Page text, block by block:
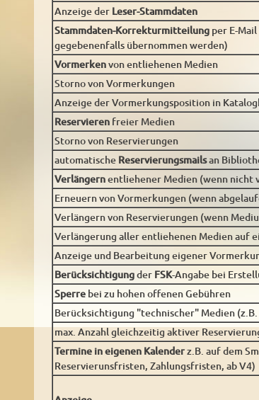
Anzeige der Leser-Stammdaten
Stammdaten-Korrekturmitteilung per E-
gegebenenfalls übernommen werden)
Vormerkenvon entliehenen Medien
Storno von Vormerkungen
Anzeige der Vormerkungsposition in
Reservieren freier Medien
Storno von Reservierungen
automatische Reservierungsmailsan
Verlängernentliehener Medien (wenn nicht
Erneuern von Vormerkungen (wenn
Verlängern von Reservierungen (wenn
Verlängerung aller entliehenen Medien auf
Anzeige und Bearbeitung eigener
Berücksichtigungder FSK-Angabe bei
Sperre bei zu hohen offenen Gebühren
Berücksichtigung "technischer" Medien
max. Anzahl gleichzeitig aktiver
Termine in eigenen Kalenderz.B. auf dem
Reservierunsfristen, Zahlungsfristen, ab V4)